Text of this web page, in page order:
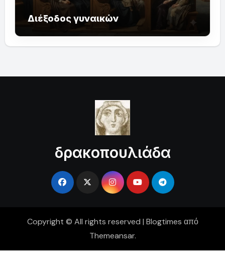
Διέξοδος γυναικών
δρακοπουλιάδα
Copyright © All rights reserved | Blogtimes από
Themeansar.